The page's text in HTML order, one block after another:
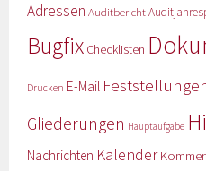
Adressen Auditbericht
Bugfix Checklisten
Drucken E-Mail
Gliederungen Hauptaufgabe
Nachrichten Kalender